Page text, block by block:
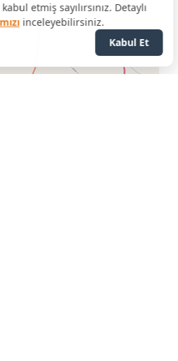
etmiş sayılırsınız. Detaylı
inceleyebilirsiniz.
Kabul Et